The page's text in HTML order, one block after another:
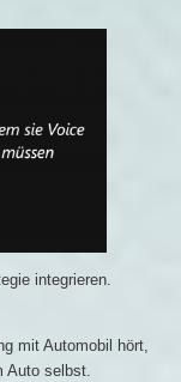
integrieren.
mit Automobil hört,
Auto selbst.